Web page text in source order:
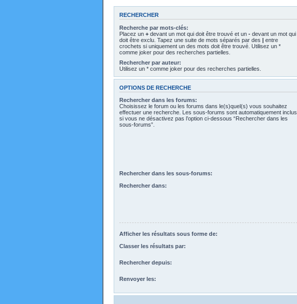
RECHERCHER
Recherche par mots-clés:
Placez un + devant un mot qui doit être trouvé et un - devant un mot qui
doit être exclu. Tapez une suite de mots séparés par des | entre
crochets si uniquement un des mots doit être trouvé. Utilisez un *
comme joker pour des recherches partielles.
Rechercher par auteur:
Utilisez un * comme joker pour des recherches partielles.
OPTIONS DE RECHERCHE
Rechercher dans les forums:
Choisissez le forum ou les forums dans le(s)quel(s) vous souhaitez
effectuer une recherche. Les sous-forums sont automatiquement inclus
si vous ne désactivez pas l’option ci-dessous “Rechercher dans les
sous-forums”.
Rechercher dans les sous-forums:
Rechercher dans:
Afficher les résultats sous forme de:
Classer les résultats par:
Rechercher depuis:
Renvoyer les: